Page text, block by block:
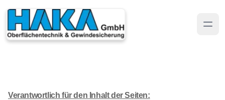
Verantwortlich für den Inhalt der Seiten: